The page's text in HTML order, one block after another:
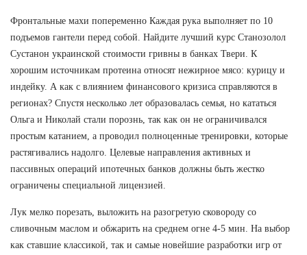
Фронтальные махи попеременно Каждая рука выполняет по 10
подъемов гантели перед собой. Найдите лучший курс Станозолол
Сустанон украинской стоимости гривны в банках Твери. К
хорошим источникам протеина относят нежирное мясо: курицу и
индейку. А как с влиянием финансового кризиса справляются в
регионах? Спустя несколько лет образовалась семья, но кататься
Ольга и Николай стали порознь, так как он не ограничивался
простым катанием, а проводил полноценные тренировки, которые
растягивались надолго. Целевые направления активных и
пассивных операций ипотечных банков должны быть жестко
ограничены специальной лицензией.
Лук мелко порезать, выложить на разогретую сковороду со
сливочным маслом и обжарить на среднем огне 4-5 мин. На выбор
как ставшие классикой, так и самые новейшие разработки игр от